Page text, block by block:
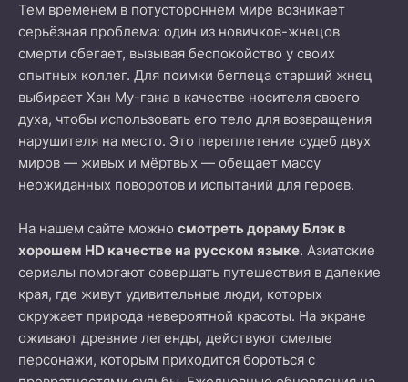
Тем временем в потустороннем мире возникает
серьёзная проблема: один из новичков-жнецов
смерти сбегает, вызывая беспокойство у своих
опытных коллег. Для поимки беглеца старший жнец
выбирает Хан Му-гана в качестве носителя своего
духа, чтобы использовать его тело для возвращения
нарушителя на место. Это переплетение судеб двух
миров — живых и мёртвых — обещает массу
неожиданных поворотов и испытаний для героев.
На нашем сайте можно смотреть дораму Блэк в
хорошем HD качестве на русском языке. Азиатские
сериалы помогают совершать путешествия в далекие
края, где живут удивительные люди, которых
окружает природа невероятной красоты. На экране
оживают древние легенды, действуют смелые
персонажи, которым приходится бороться с